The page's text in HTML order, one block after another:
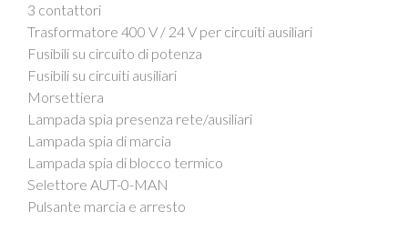
3 contattori
Trasformatore 400 V / 24 V per circuiti ausiliari
Fusibili su circuito di potenza
Fusibili su circuiti ausiliari
Morsettiera
Lampada spia presenza rete/ausiliari
Lampada spia di marcia
Lampada spia di blocco termico
Selettore AUT-0-MAN
Pulsante marcia e arresto